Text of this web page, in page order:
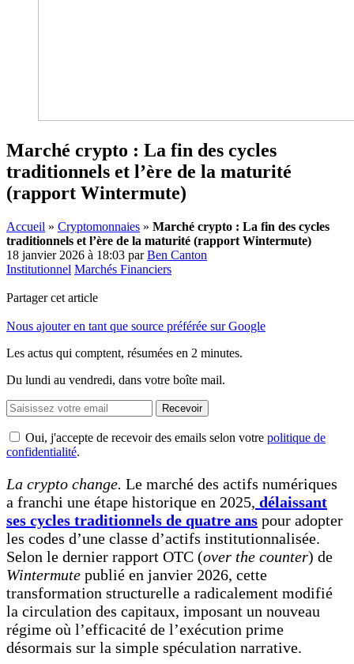
Marché crypto : La fin des cycles
traditionnels et l’ère de la maturité
(rapport Wintermute)
Accueil » Cryptomonnaies » Marché crypto : La fin des cycles
traditionnels et l’ère de la maturité (rapport Wintermute)
18 janvier 2026 à 18:03 parBen Canton
Institutionnel Marchés Financiers
Partager cet article
Nous ajouter en tant que source préférée sur Google
Les actus qui comptent, résumées en 2 minutes.
Du lundi au vendredi, dans votre boîte mail.
Recevoir
Oui, j'accepte de recevoir des emails selon votre politique de
confidentialité.
La crypto change. Le marché des actifs numériques
a franchi une étape historique en 2025, délaissant
ses cycles traditionnels de quatre ans pour adopter
les codes d’une classe d’actifs institutionnalisée.
Selon le dernier rapport OTC (over the counter) de
Wintermute publié en janvier 2026, cette
transformation structurelle a radicalement modifié
la circulation des capitaux, imposant un nouveau
régime où l’efficacité de l’exécution prime
désormais sur la simple spéculation narrative.